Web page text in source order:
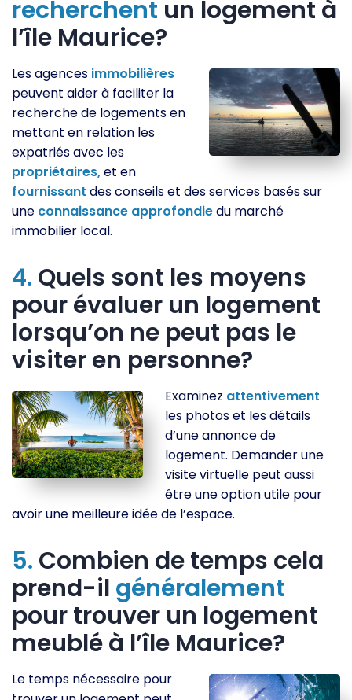
recherchent un logement à
l’île Maurice?
Les agences immobilières
peuvent aider à faciliter la
recherche de logements en
mettant en relation les
expatriés avec les
propriétaires,et en
fournissant des conseils et des services basés sur
une connaissance approfondiedu marché
immobilier local.
4. Quels sont les moyens
pour évaluer un logement
lorsqu’on ne peut pas le
visiter en personne?
Examinez attentivement
les photos et les détails
d’une annonce de
logement. Demander une
visite virtuelle peut aussi
être une option utile pour
avoir une meilleure idée de l’espace.
5. Combien de temps cela
prend-il généralement
pour trouver un logement
meublé à l’île Maurice?
Le temps nécessaire pour